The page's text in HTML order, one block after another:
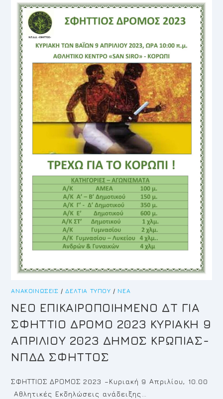
ΑΝΑΚΟΙΝΏΣΕΙΣ /ΔΕΛΤΊΑ ΤΎΠΟΥ / ΝΈΑ
NEO EΠΙΚΑΙΡΟΠΟΙΗΜΕΝΟ ΔΤ ΓΙΑ
ΣΦΗΤΤΙΟ ΔΡΟΜΟ 2023 ΚΥΡΙΑΚΗ 9
ΑΠΡΙΛΙΟΥ 2023 ΔΗΜΟΣ ΚΡΩΠΙΑΣ-
ΝΠΔΔ ΣΦΗΤΤΟΣ
ΣΦΗΤΤΙΟΣ ΔΡΟΜΟΣ 2023 –Κυριακή 9 Απριλίου, 10.00
Αθλητικές Εκδηλώσεις ανάδειξης…